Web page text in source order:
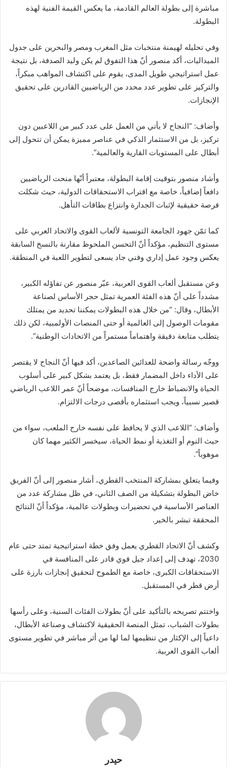
مباشرة إلى بطولة العالم القادمة، ما يعكس القيمة الفنية لهذه
البطولة.
وفي تحليله لهيمنة منتخبات مثل المغرب ومصر والبحرين على جدول
الميداليات، أكد منصور أنّ هذا التفوق لم يكن وليد الصدفة، بل نتيجة
عمل استراتيجي طويل المدى، يقوم على اكتشاف المواهب مبكراً،
والتركيز على تطوير عدد محدد من الرياضيين القادرين على تحقيق
الإنجازات.
وأضاف: “النجاح لا يأتي من العمل على عدد كبير من اللاعبين دون
تركيز، بل من الاستثمار الذكي في عناصر مميزة يمكن أن تتحول إلى
أبطال على المستويات القارية والعالمية”.
وأشاد منصور بتوقيت إقامة البطولة، معتبراً أنّها منحت الرياضيين
دافعاً إضافياً، خاصة مع اقتراب الاستحقاقات الدولية، حيث شكلت
فرصة حقيقية لإثبات الجدارة وانتزاع بطاقات التأهل.
كما ثمّن جهود الجامعة التونسية لألعاب القوى والاتحاد العربي على
مستوى التنظيم، مؤكداً أنّ التحسن الملحوظ مقارنة بالنسخ السابقة
يعكس وجود عمل إداري وفني جاد يسعى لتطوير اللعبة في المنطقة.
وعن مستقبل ألعاب القوى العربية، عبّر منصور عن تفاؤله الكبير،
مشدداً على أنّ هذه الفئة العمرية تمثل حجر الأساس لصناعة
الأبطال، وقال: “من خلال هذه البطولات يمكننا تحديد من يمتلك
مقومات الوصول إلى العالمية أو حتى المنصات الأولمبية، لكن ذلك
يتطلب متابعة دقيقة واهتماماً مستمراً من الاتحادات الوطنية”.
ووجّه رسالة واضحة للعدائين الصاعدين، أكد فيها أنّ النجاح لا يقتصر
على الأداء داخل المضمار فقط، بل يعتمد بشكل كبير على أسلوب
الحياة والانضباط خارج المنافسات، موضحاً أنّ عمر اللاعب الرياضي
قصير نسبياً، ويجب استثماره بأقصى درجات الالتزام.
وأضاف: “اللاعب الذي لا يحافظ على نفسه خارج الملعب، سواء من
حيث النوم أو التغذية أو نمط الحياة، سيخسر الكثير مهما كان
موهوباً”.
وفيما يتعلق بمشاركة المنتخب القطري، أشار منصور إلى أنّ الفريق
خاض البطولة بتشكيلة من الصف الثاني، في ظل مشاركة عدد من
العناصر الأساسية في تحضيرات وبطولات عالمية، مؤكداً أنّ النتائج
المحققة تبشر بالخير.
وكشف أنّ الاتحاد القطري يعمل وفق خطة استراتيجية تمتد حتى عام
2030، تهدف إلى إعداد جيل قوي قادر على المنافسة في
الاستحقاقات الكبرى، خاصة مع الطموح لتحقيق إنجازات بارزة على
أرض قطر في المستقبل.
واختتم تصريحه بالتأكيد على أنّ بطولات الفئات السنية، وعلى رأسها
بطولات الشباب، تمثل المنصة الحقيقية لاكتشاف وصناعة الأبطال،
داعياً إلى الإكثار من تنظيمها لما لها من أثر مباشر في تطوير مستوى
ألعاب القوى العربية.
حيدر